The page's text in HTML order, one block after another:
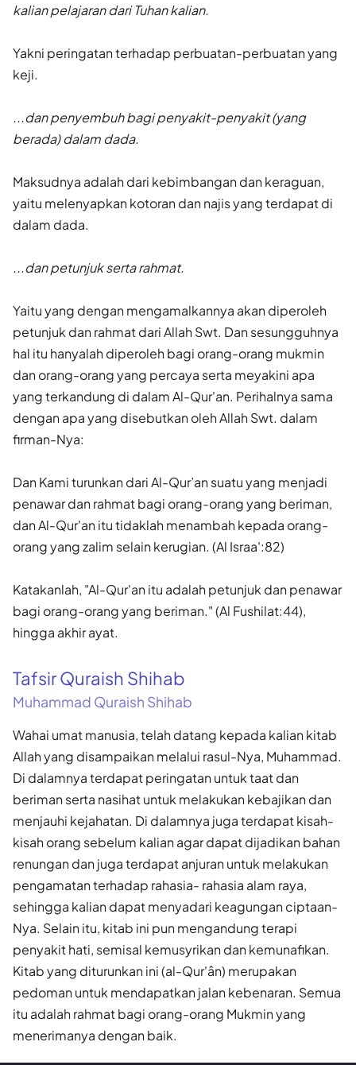
kalian pelajaran dari Tuhan kalian.
Yakni peringatan terhadap perbuatan-perbuatan yang
keji.
...dan penyembuh bagi penyakit-penyakit (yang
berada) dalam dada.
Maksudnya adalah dari kebimbangan dan keraguan,
yaitu melenyapkan kotoran dan najis yang terdapat di
dalam dada.
...dan petunjuk serta rahmat.
Yaitu yang dengan mengamalkannya akan diperoleh
petunjuk dan rahmat dari Allah Swt. Dan sesungguhnya
hal itu hanyalah diperoleh bagi or­ang-orang mukmin
dan orang-orang yang percaya serta meyakini apa
yang terkandung di dalam Al-Qur'an. Perihalnya sama
dengan apa yang disebutkan oleh Allah Swt. dalam
firman-Nya:
Dan Kami turunkan dari Al-Qur’an suatu yang menjadi
penawar dan rahmat bagi orang-orang yang beriman,
dan Al-Qur'an itu tidaklah menambah kepada orang-
orang yang zalim selain kerugian. (Al Israa':82)
Katakanlah, "Al-Qur'an itu adalah petunjuk dan penawar
bagi orang-orang yang beriman." (Al Fushilat:44),
hingga akhir ayat.
Tafsir Quraish Shihab
Muhammad Quraish Shihab
Wahai umat manusia, telah datang kepada kalian kitab
Allah yang disampaikan melalui rasul-Nya, Muhammad.
Di dalamnya terdapat peringatan untuk taat dan
beriman serta nasihat untuk melakukan kebajikan dan
menjauhi kejahatan. Di dalamnya juga terdapat kisah-
kisah orang sebelum kalian agar dapat dijadikan bahan
renungan dan juga terdapat anjuran untuk melakukan
pengamatan terhadap rahasia- rahasia alam raya,
sehingga kalian dapat menyadari keagungan ciptaan-
Nya. Selain itu, kitab ini pun mengandung terapi
penyakit hati, semisal kemusyrikan dan kemunafikan.
Kitab yang diturunkan ini (al-Qur'ân) merupakan
pedoman untuk mendapatkan jalan kebenaran. Semua
itu adalah rahmat bagi orang-orang Mukmin yang
menerimanya dengan baik.